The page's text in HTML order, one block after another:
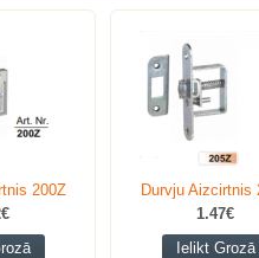
200Z
Durvju Aizcirtnis
1.47€
Ielikt Grozā